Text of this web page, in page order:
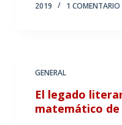
2019
1 COMENTARIO
GENERAL
El legado
matemático